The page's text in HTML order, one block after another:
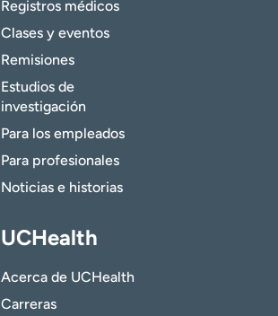
Registros médicos
Clases y eventos
Remisiones
Estudios de
investigación
Para los empleados
Para profesionales
Noticias e historias
UCHealth
Acerca de UCHealth
Carreras